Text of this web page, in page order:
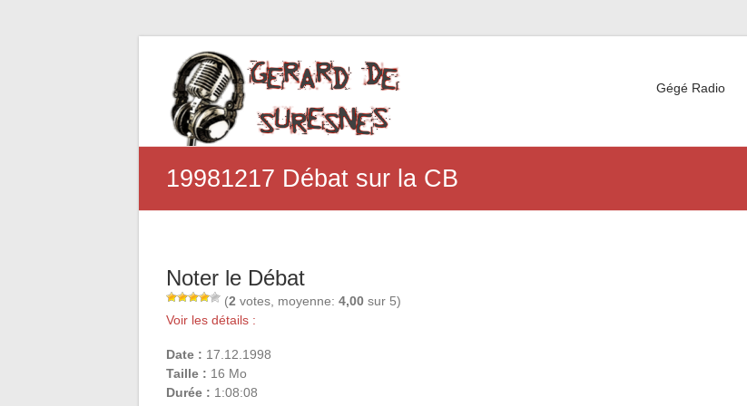
Gégé Radio
19981217 Débat sur la CB
Noter le Débat
(2 votes, moyenne: 4,00 sur 5)
Voir les détails :
Date : 17.12.1998
Taille : 16 Mo
Durée : 1:08:08